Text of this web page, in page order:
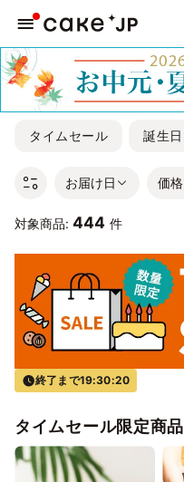
タイムセール 誕生日
お届け日 価格
対象商品: 444 件
終了まで19:30:19
タイムセール限定商品